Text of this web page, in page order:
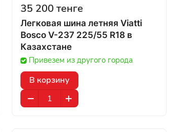
35 200 тенге
Легковая шина летняя Viatti
Bosco V-237 225/55 R18 в
Казахстане
Привезем из другого города
В корзину